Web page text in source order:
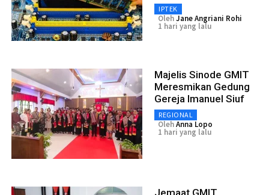
IPTEK
OlehJane Angriani Rohi
1 hari yang lalu
Majelis Sinode GMIT
Meresmikan Gedung
Gereja Imanuel Siuf
REGIONAL
OlehAnna Lopo
1 hari yang lalu